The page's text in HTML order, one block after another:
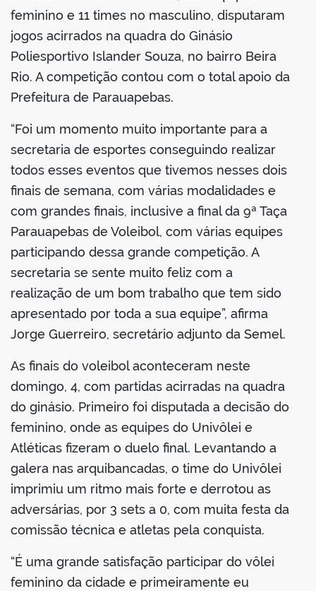
feminino e 11 times no masculino, disputaram
jogos acirrados na quadra do Ginásio
Poliesportivo Islander Souza, no bairro Beira
Rio. A competição contou com o total apoio da
Prefeitura de Parauapebas.
“Foi um momento muito importante para a
secretaria de esportes conseguindo realizar
todos esses eventos que tivemos nesses dois
finais de semana, com várias modalidades e
com grandes finais, inclusive a final da 9ª Taça
Parauapebas de Voleibol, com várias equipes
participando dessa grande competição. A
secretaria se sente muito feliz com a
realização de um bom trabalho que tem sido
apresentado por toda a sua equipe”, afirma
Jorge Guerreiro, secretário adjunto da Semel.
As finais do voleibol aconteceram neste
domingo, 4, com partidas acirradas na quadra
do ginásio. Primeiro foi disputada a decisão do
feminino, onde as equipes do Univôlei e
Atléticas fizeram o duelo final. Levantando a
galera nas arquibancadas, o time do Univôlei
imprimiu um ritmo mais forte e derrotou as
adversárias, por 3 sets a 0, com muita festa da
comissão técnica e atletas pela conquista.
“É uma grande satisfação participar do vôlei
feminino da cidade e primeiramente eu